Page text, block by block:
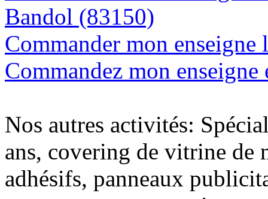
Bandol (83150)
Commander mon
Commandez mon
Nos autres activités:
ans, covering de vitrine de
adhésifs, panneaux